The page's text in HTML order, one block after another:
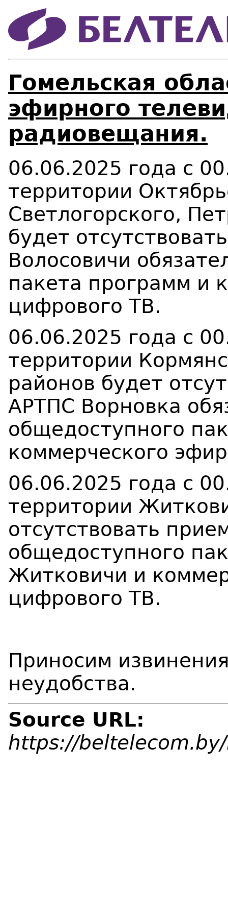
Гомельская
эфирного
радиовещания.
06.06.2025 года с
территории
Светлогорского,
будет
Волосовичи
пакета программ и
цифрового ТВ.
06.06.2025 года с
территории
районов будет
АРТПС Ворновка
общедоступного
коммерческого
06.06.2025 года с
территории
отсутствовать
общедоступного
Житковичи и
цифрового ТВ.
Приносим
неудобства.
Source URL:
https://